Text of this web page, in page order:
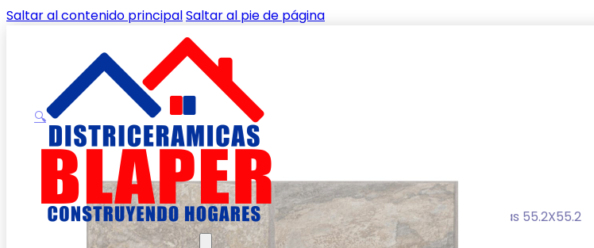
Saltar al contenido principalSaltar al pie de página
Inicio/Shop/PISOS/PISOS EXTERIOR/Piso Nazca Multicolor Caras Diferenciadas 55.2X55.2
🔍